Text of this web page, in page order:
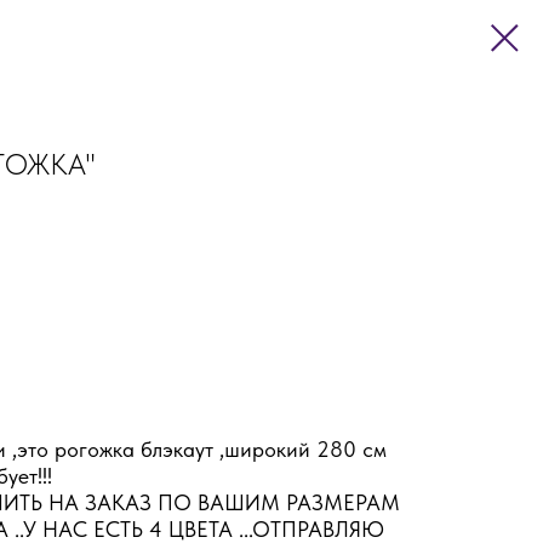
,это рогожка блэкаут ,широкий 280 см
НА ЗАКАЗ ПО ВАШИМ РАЗМЕРАМ
..У НАС ЕСТЬ 4 ЦВЕТА ...ОТПРАВЛЯЮ